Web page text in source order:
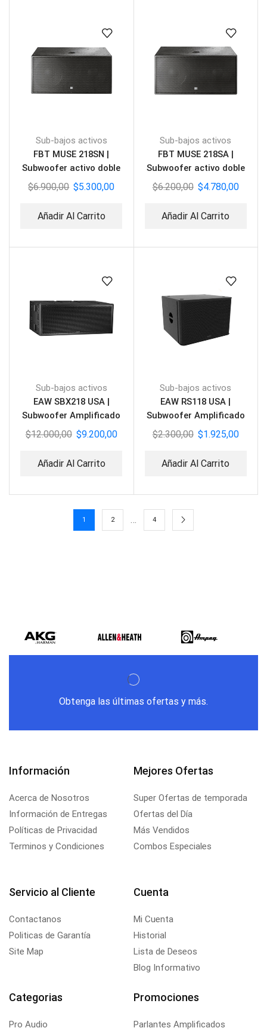
Sub-bajos activos
FBT MUSE 218SN |
Subwoofer activo doble
$6.900,00 $5.300,00
Añadir Al Carrito
Sub-bajos activos
FBT MUSE 218SA |
Subwoofer activo doble
$6.200,00 $4.780,00
Añadir Al Carrito
Sub-bajos activos
EAW SBX218 USA |
Subwoofer Amplificado
2X18″
$12.000,00 $9.200,00
Añadir Al Carrito
Sub-bajos activos
EAW RS118 USA |
Subwoofer Amplificado
1500W
$2.300,00 $1.925,00
Añadir Al Carrito
1 2 4
Obtenga las últimas ofertas y más.
Información
Acerca de Nosotros
Información de Entregas
Políticas de Privacidad
Terminos y Condiciones
Mejores Ofertas
Super Ofertas de temporada
Ofertas del Día
Más Vendidos
Combos Especiales
Servicio al Cliente
Contactanos
Politicas de Garantía
Site Map
Cuenta
Mi Cuenta
Historial
Lista de Deseos
Blog Informativo
Categorias
Pro Audio
Promociones
Parlantes Amplificados